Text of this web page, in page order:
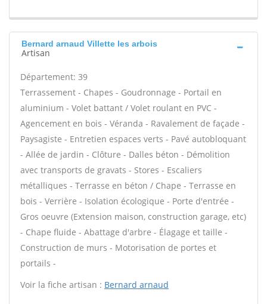
Bernard arnaud Villette les arbois
Artisan
Département: 39
Terrassement - Chapes - Goudronnage - Portail en
aluminium - Volet battant / Volet roulant en PVC -
Agencement en bois - Véranda - Ravalement de façade -
Paysagiste - Entretien espaces verts - Pavé autobloquant
- Allée de jardin - Clôture - Dalles béton - Démolition
avec transports de gravats - Stores - Escaliers
métalliques - Terrasse en béton / Chape - Terrasse en
bois - Verrière - Isolation écologique - Porte d'entrée -
Gros oeuvre (Extension maison, construction garage, etc)
- Chape fluide - Abattage d'arbre - Élagage et taille -
Construction de murs - Motorisation de portes et
portails -
Voir la fiche artisan : Bernard arnaud